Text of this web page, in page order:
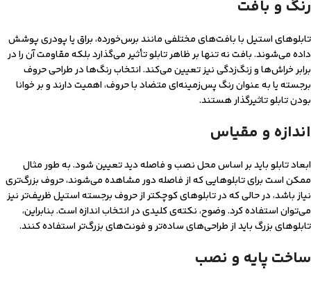
رنگ و بافت
تابلوهای استیل با بافت‌های مختلفی مانند برس‌خورده، براق یا پودری پوشش
داده می‌شوند. بافت نه تنها بر ظاهر تابلو تأثیر می‌گذارد بلکه مقاومت آن را در
برابر خراش‌ها و زنگ‌زدگی نیز تعیین می‌کند. انتخاب رنگ‌ها در طراحی حروف
برجسته یا به عنوان رنگ پس‌زمینه‌ای متضاد با حروف، اهمیت دارند و بر خوانا
بودن تابلو تاثیرگذار هستند.
اندازه و مقیاس
ابعاد تابلو باید بر اساس محل نصب و فاصله دید تعیین شود. به طور مثال
ممکن است برای تابلوهایی که از فاصله دور مشاهده می‌شوند، حروف بزرگ‌تری
نیاز باشد، در حالی که در تابلوهای کوچک‎تر از حروف برجسته استیل ظریف‌تر نیز
می‌توان استفاده کرد. وضوح، نکته‌ی کلیدی در انتخاب اندازه است. بنابراین،
تابلوهای بزرگ باید از طراحی‌های ساده‌تر و فونت‌های بزرگ‌تر استفاده کنند.
ساخت پایه و نصب